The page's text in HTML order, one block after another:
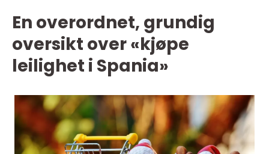
En overordnet, grundig
oversikt over «kjøpe
leilighet i Spania»